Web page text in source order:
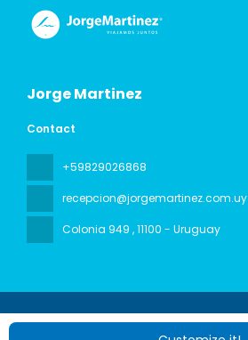
Jorge Martinez
Contact
+59829026868
recepcion@jorgemartinez.com.uy
Colonia 949 , 11100 - Uruguay